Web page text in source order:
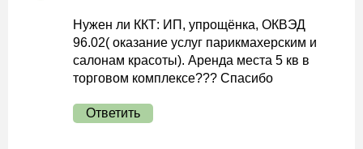
Нужен ли ККТ: ИП, упрощёнка, ОКВЭД
96.02( оказание услуг парикмахерским и
салонам красоты). Аренда места 5 кв в
торговом комплексе??? Спасибо
Ответить